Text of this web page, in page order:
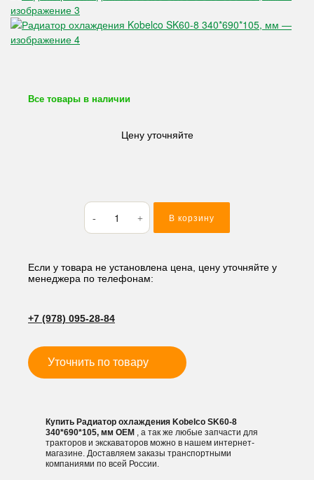
Все товары в наличии
Цену уточняйте
Количество
товара
Радиатор
Kobelco
SK60-
мм
В корзину
Если у товара не установлена цена, цену уточняйте у
менеджера по телефонам:
+7 (978) 095-28-84
Уточнить по товару
Купить Радиатор охлаждения Kobelco SK60-8
340*690*105, мм OEM , а так же любые запчасти для
тракторов и экскаваторов можно в нашем интернет-
магазине. Доставляем заказы транспортными
компаниями по всей России.